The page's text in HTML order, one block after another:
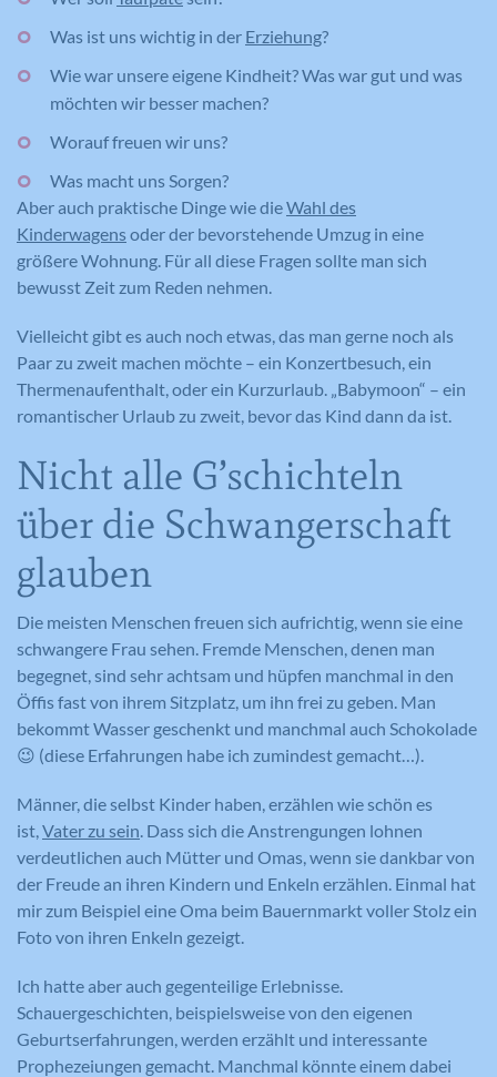
Was ist uns wichtig in der Erziehung?
Wie war unsere eigene Kindheit? Was war gut und was
möchten wir besser machen?
Worauf freuen wir uns?
Was macht uns Sorgen?
Aber auch praktische Dinge wie dieWahl des
Kinderwagens oder der bevorstehende Umzug in eine
größere Wohnung. Für all diese Fragen sollte man sich
bewusst Zeit zum Reden nehmen.
Vielleicht gibt es auch noch etwas, das man gerne noch als
Paar zu zweit machen möchte – ein Konzertbesuch, ein
Thermenaufenthalt, oder ein Kurzurlaub. „Babymoon“ – ein
romantischer Urlaub zu zweit, bevor das Kind dann da ist.
Nicht alle G’schichteln
über die Schwangerschaft
glauben
Die meisten Menschen freuen sich aufrichtig, wenn sie eine
schwangere Frau sehen. Fremde Menschen, denen man
begegnet, sind sehr achtsam und hüpfen manchmal in den
Öffis fast von ihrem Sitzplatz, um ihn frei zu geben. Man
bekommt Wasser geschenkt und manchmal auch Schokolade
😉 (diese Erfahrungen habe ich zumindest gemacht…).
Männer, die selbst Kinder haben, erzählen wie schön es
ist,Vater zu sein. Dass sich die Anstrengungen lohnen
verdeutlichen auch Mütter und Omas, wenn sie dankbar von
der Freude an ihren Kindern und Enkeln erzählen. Einmal hat
mir zum Beispiel eine Oma beim Bauernmarkt voller Stolz ein
Foto von ihren Enkeln gezeigt.
Ich hatte aber auch gegenteilige Erlebnisse.
Schauergeschichten, beispielsweise von den eigenen
Geburtserfahrungen, werden erzählt und interessante
Prophezeiungen gemacht. Manchmal könnte einem dabei